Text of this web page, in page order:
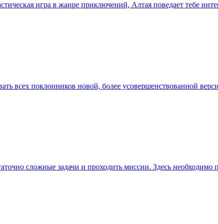
игра в жанре приключений, Алтая поведает тебе
всех поклонников новой, более усовершенствованной
сложные задачи и проходить миссии. Здесь